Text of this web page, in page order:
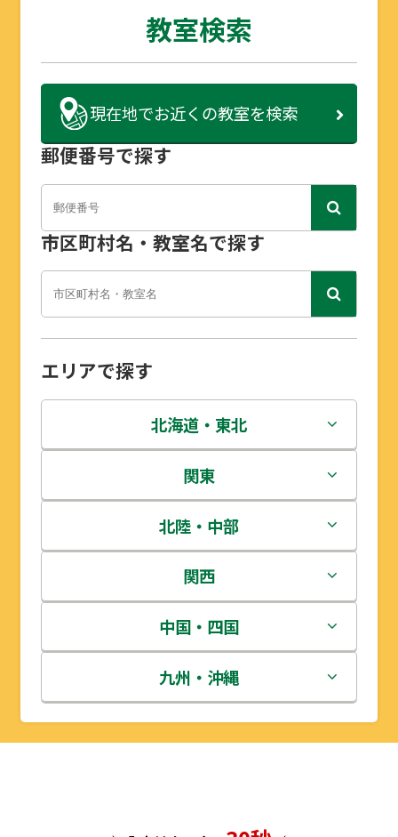
教室検索
現在地でお近くの教室を検索
郵便番号で探す
市区町村名・教室名で探す
エリアで探す
北海道・東北
北海道
青森県
岩手県
宮城県
秋田県
山形県
関東
茨城県
栃木県
群馬県
埼玉県
千葉県
北陸・中部
新潟県
富山県
石川県
福井県
関西
三重県
滋賀県
京都府
中国・四国
鳥取県
島根県
九州・沖縄
福岡県